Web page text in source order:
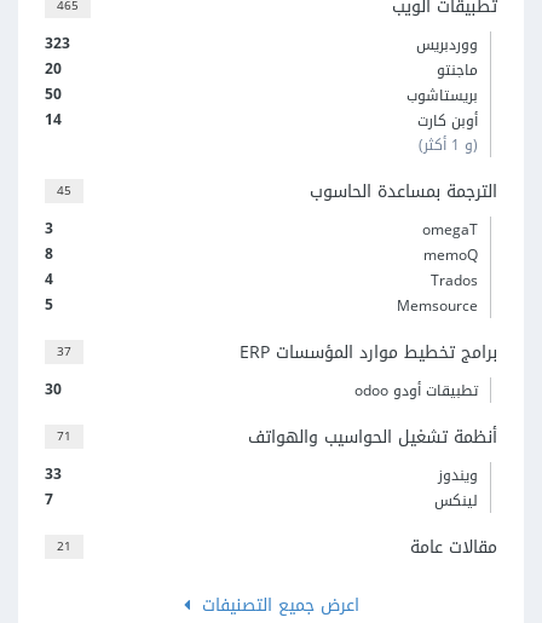
465 تطبيقات الويب
323
ووردبريس
20
ماجنتو
50
بريستاشوب
14
أوبن كارت
(و 1 أكثر)
45 الترجمة بمساعدة الحاسوب
3
omegaT
8
memoQ
4
Trados
5
Memsource
37 برامج تخطيط موارد المؤسسات ERP
30 تطبيقات أودو odoo
71 أنظمة تشغيل الحواسيب والهواتف
33
ويندوز
7
لينكس
21
مقالات عامة
اعرض جميع التصنيفات